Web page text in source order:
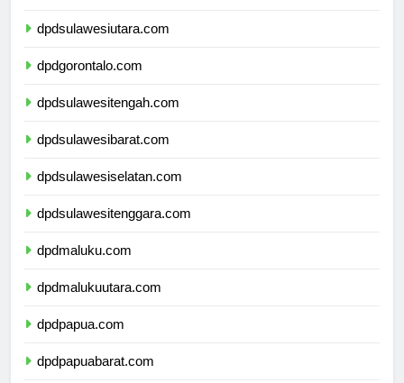
dpdsulawesiutara.com
dpdgorontalo.com
dpdsulawesitengah.com
dpdsulawesibarat.com
dpdsulawesiselatan.com
dpdsulawesitenggara.com
dpdmaluku.com
dpdmalukuutara.com
dpdpapua.com
dpdpapuabarat.com